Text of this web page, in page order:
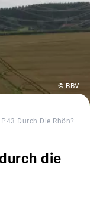
© BBV
Durch Die Rhön?
die